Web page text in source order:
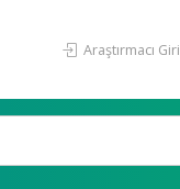
Araştırmacı